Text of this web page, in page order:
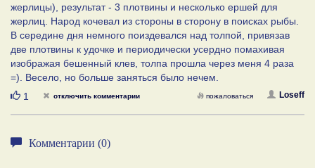
жерлицы), результат - 3 плотвины и несколько ершей для
жерлиц. Народ кочевал из стороны в сторону в поисках рыбы.
В середине дня немного поиздевался над толпой, привязав
две плотвины к удочке и периодически усердно помахивая
изображая бешенный клев, толпа прошла через меня 4 раза
=). Весело, но больше заняться было нечем.
Нравится
1 отключить комментарии Loseff
пожаловаться
Комментарии (0)